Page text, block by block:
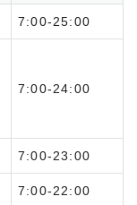
7:00-25:00
7:00-24:00
7:00-23:00
7:00-22:00